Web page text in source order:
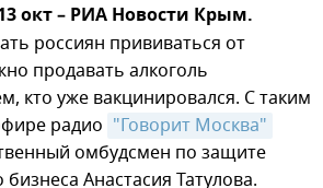
окт – РИА Новости Крым.
россиян прививаться от
продавать алкоголь
кто уже вакцинировался. С таким
радио "Говорит Москва"
омбудсмен по защите
Анастасия Татулова.